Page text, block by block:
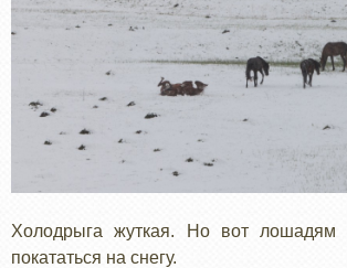
Холодрыга жуткая. Но вот
покататься на снегу.